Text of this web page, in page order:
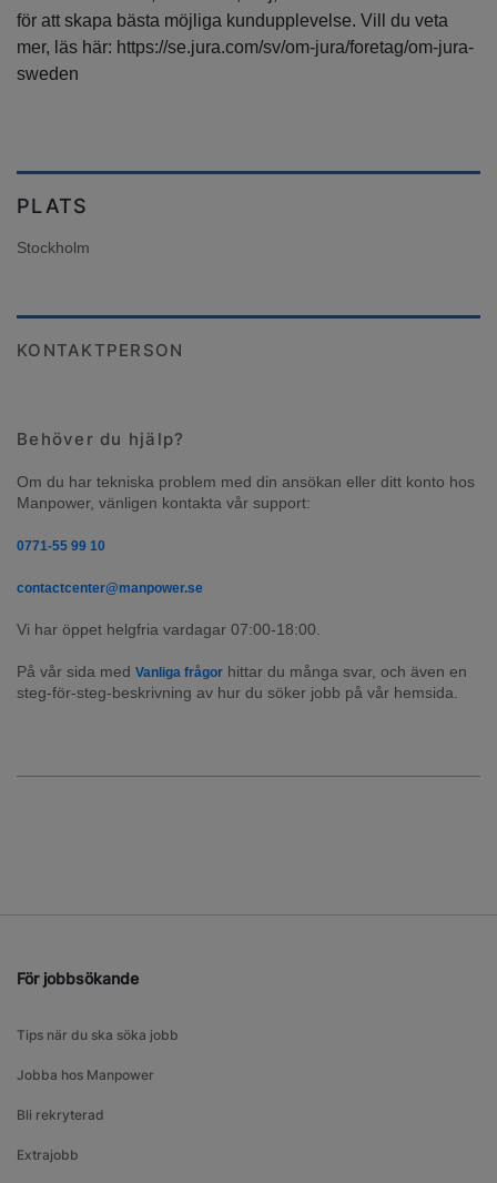
för att skapa bästa möjliga kundupplevelse. Vill du veta
mer, läs här: https://se.jura.com/sv/om-jura/foretag/om-jura-
sweden
PLATS
Stockholm
KONTAKTPERSON
Behöver du hjälp?
Om du har tekniska problem med din ansökan eller ditt konto hos
Manpower, vänligen kontakta vår support:
0771-55 99 10
contactcenter@manpower.se
Vi har öppet helgfria vardagar 07:00-18:00.
På vår sida med Vanliga frågor hittar du många svar, och även en
steg-för-steg-beskrivning av hur du söker jobb på vår hemsida.
För jobbsökande
Tips när du ska söka jobb
Jobba hos Manpower
Bli rekryterad
Extrajobb